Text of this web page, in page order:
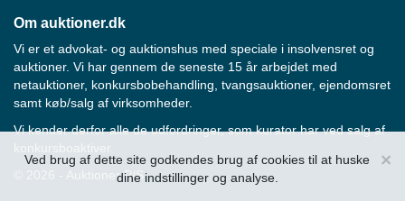
×
Ved brug af dette site godkendes brug af cookies til at huske
dine indstillinger og analyse.
Om auktioner.dk
Vi er et advokat- og auktionshus med speciale i insolvensret og
auktioner. Vi har gennem de seneste 15 år arbejdet med
netauktioner, konkursbobehandling, tvangsauktioner, ejendomsret
samt køb/salg af virksomheder.
Vi kender derfor alle de udfordringer, som kurator har ved salg af
konkursboaktiver.
© 2026 - Auktioner P/S